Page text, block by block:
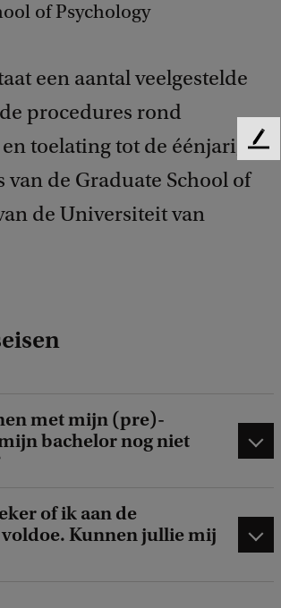
of Psychology
een aantal veelgestelde
procedures rond
toelating tot de éénjarige
van de Graduate School of
de Universiteit van
met mijn (pre)-
bachelor nog niet
of ik aan de
voldoe. Kunnen jullie mij
F